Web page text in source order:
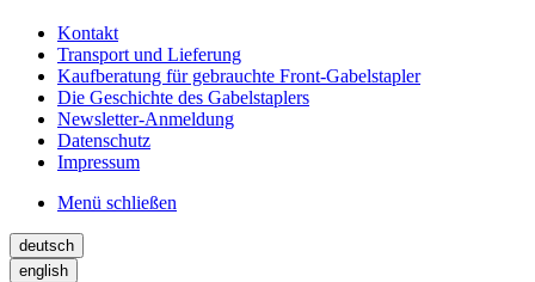
Kontakt
Transport und Lieferung
Kaufberatung für gebrauchte Front-Gabelstapler
Die Geschichte des Gabelstaplers
Newsletter-Anmeldung
Datenschutz
Impressum
Menü schließen
deutsch
english